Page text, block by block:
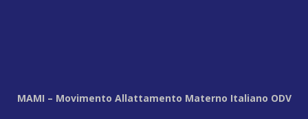
MAMI – Movimento Allattamento Materno Italiano ODV